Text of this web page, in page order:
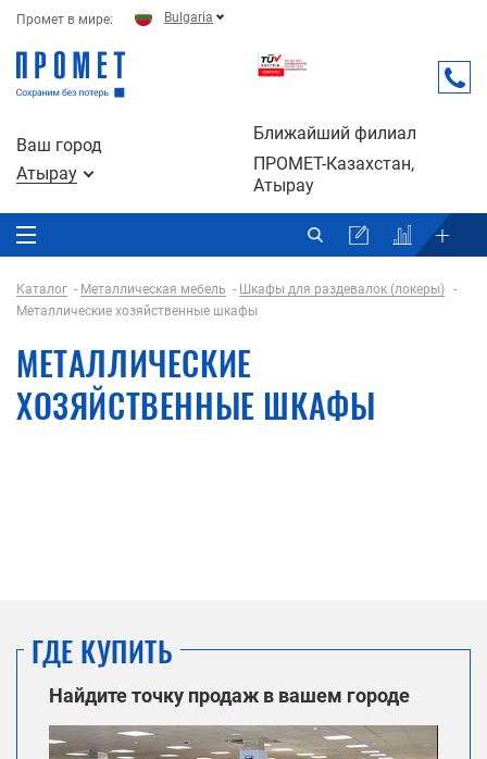
Промет в мире: Bulgaria
Ваш город
Атырау
Ближайший филиал
ПРОМЕТ-Казахстан,
Атырау
Каталог Металлическая мебель
Шкафы для раздевалок (локеры)
Металлические хозяйственные шкафы
МЕТАЛЛИЧЕСКИЕ
ХОЗЯЙСТВЕННЫЕ ШКАФЫ
ГДЕ КУПИТЬ
Найдите точку продаж в вашем городе